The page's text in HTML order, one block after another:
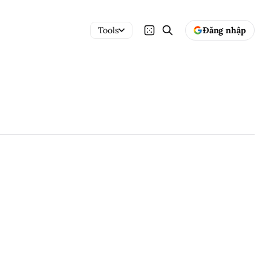
Tools Đăng nhập